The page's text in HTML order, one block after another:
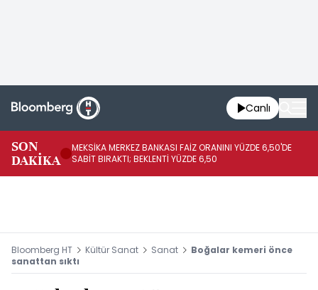
Canlı
SON
DAKİKA
MEKSİKA MERKEZ BANKASI FAİZ ORANINI YÜZDE 6,50'DE
SABİT BIRAKTI; BEKLENTİ YÜZDE 6,50
Bloomberg HT Kültür Sanat Sanat
Boğalar kemeri önce
sanattan sıktı